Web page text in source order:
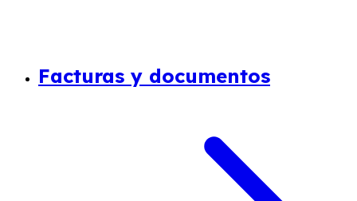
Facturas y documentos